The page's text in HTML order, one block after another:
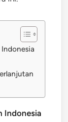
Indonesia